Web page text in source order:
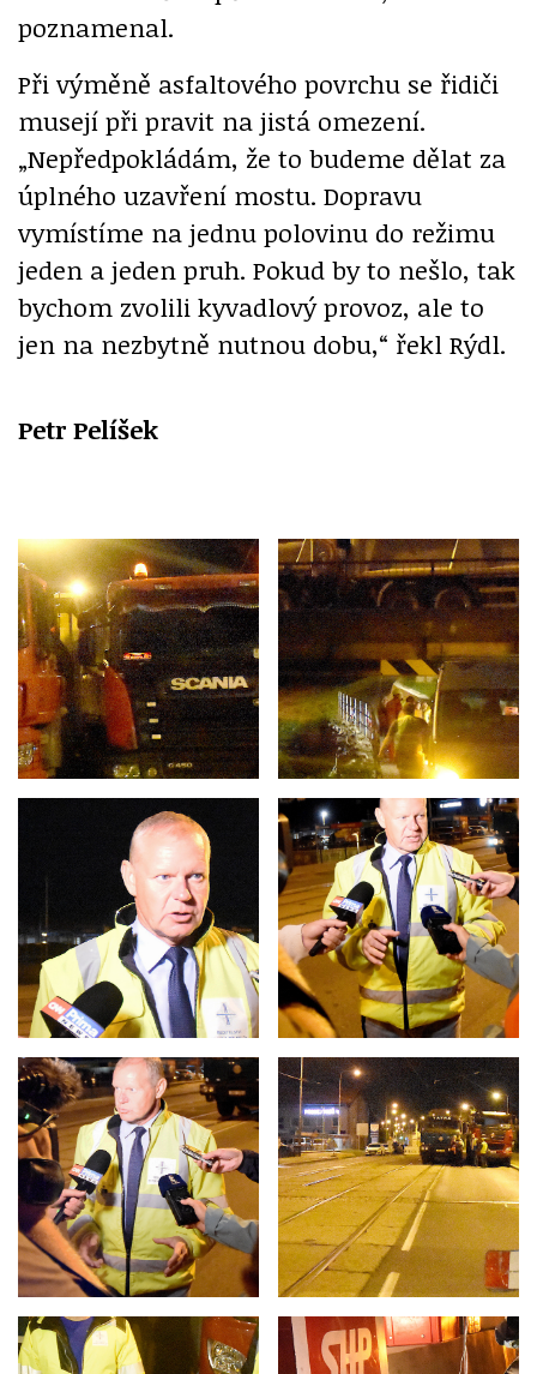
poznamenal.
Při výměně asfaltového povrchu se řidiči
musejí při pravit na jistá omezení.
„Nepředpokládám, že to budeme dělat za
úplného uzavření mostu. Dopravu
vymístíme na jednu polovinu do režimu
jeden a jeden pruh. Pokud by to nešlo, tak
bychom zvolili kyvadlový provoz, ale to
jen na nezbytně nutnou dobu,“ řekl Rýdl.
Petr Pelíšek